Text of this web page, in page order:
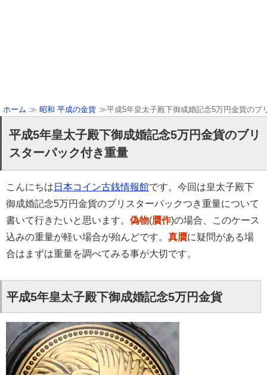
ホーム ≫ 昭和 平成の金貨 ≫平成5年皇太子殿下御成婚記念5万円金貨のブ
平成5年皇太子殿下御成婚記念5万円金貨のブリ
スターパック付き重量
こんにちは 日本コイン古銭情報館です。今回は皇太子殿下
御成婚記念5万円金貨のブリスターパックつき重量について
書いて行きたいと思います。 偽物(贋作)の場合、このケース
込みの重量が軽い場合が殆んどです。 真贋に疑問がある場
合はまずは重量を調べてみる事が大切です。
平成5年皇太子殿下御成婚記念5万円金貨